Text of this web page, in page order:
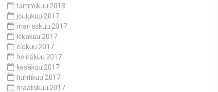
tammikuu 2018
joulukuu 2017
marraskuu 2017
lokakuu 2017
elokuu 2017
heinäkuu 2017
kesäkuu 2017
huhtikuu 2017
maaliskuu 2017